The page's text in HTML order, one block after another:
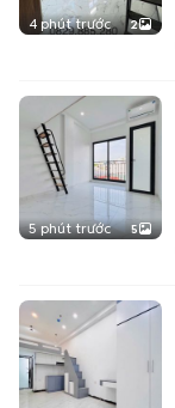
4 phút trước 2
5 phút trước 5